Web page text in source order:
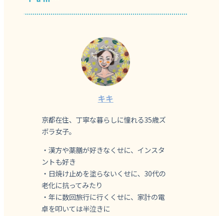
キキ
京都在住、丁寧な暮らしに憧れる35歳ズ
ボラ女子。
・漢方や薬膳が好きなくせに、インスタ
ントも好き
・日焼け止めを塗らないくせに、30代の
老化に抗ってみたり
・年に数回旅行に行くくせに、家計の電
卓を叩いては半泣きに